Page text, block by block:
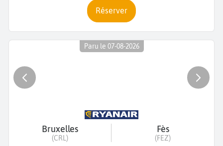
Réserver
Paru le 07-08-2026
Bruxelles
(CRL)
Fès
(FEZ)